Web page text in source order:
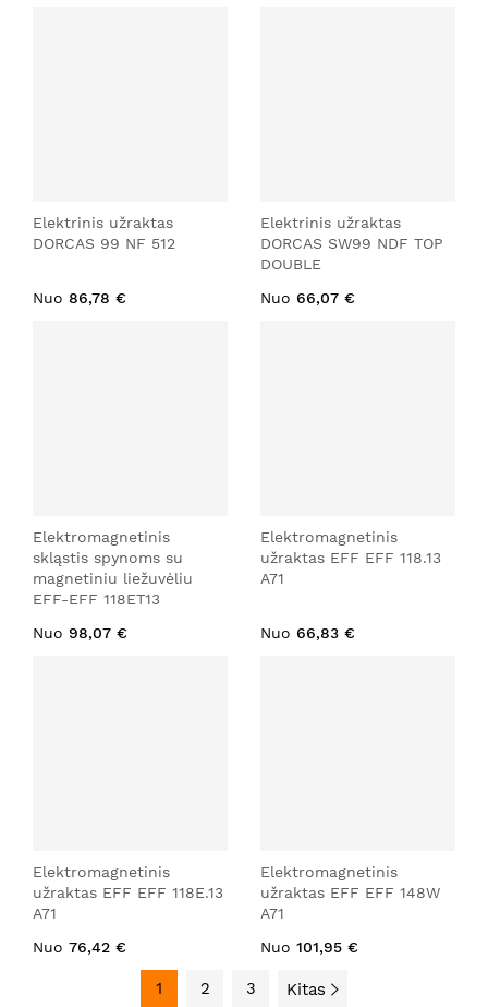
Elektrinis užraktas
DORCAS 99 NF 512
Nuo 86,78 €
Elektrinis užraktas
DORCAS SW99 NDF TOP
DOUBLE
Nuo 66,07 €
Elektromagnetinis
skląstis spynoms su
magnetiniu liežuvėliu
EFF-EFF 118ET13
Nuo 98,07 €
Elektromagnetinis
užraktas EFF EFF 118.13
A71
Nuo 66,83 €
Elektromagnetinis
užraktas EFF EFF 118E.13
A71
Nuo 76,42 €
Elektromagnetinis
užraktas EFF EFF 148W
A71
Nuo 101,95 €
1 2 3 Kitas